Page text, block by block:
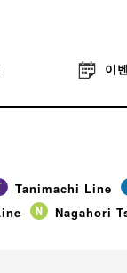
이
Tanimachi Line
Nagahori